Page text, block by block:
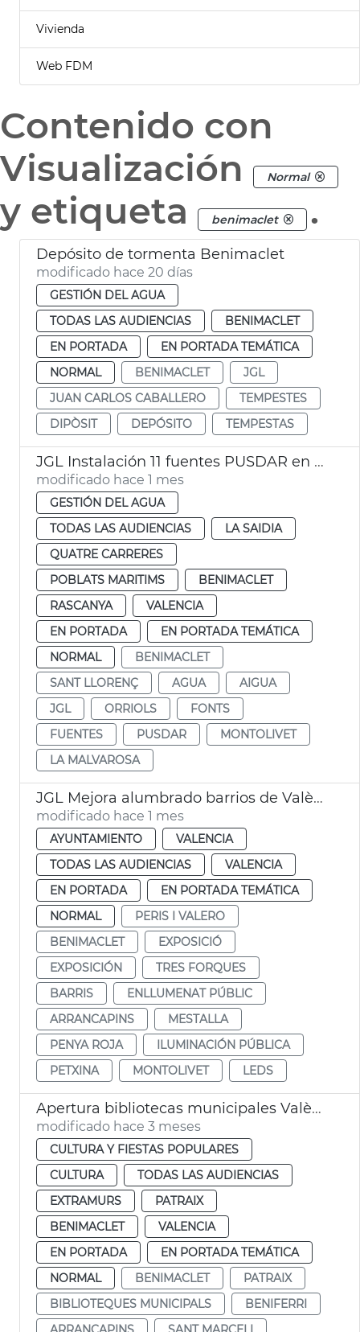
Vivienda
Web FDM
Contenido con
Visualización
Normal
y etiqueta benimaclet .
Depósito de tormenta Benimaclet
modificado hace 20 días
GESTIÓN DEL AGUA
TODAS LAS AUDIENCIAS
BENIMACLET
EN PORTADA
EN PORTADA TEMÁTICA
NORMAL
BENIMACLET
JGL
JUAN CARLOS CABALLERO
TEMPESTES
DIPÒSIT
DEPÓSITO TEMPESTAS
JGL Instalación 11 fuentes PUSDAR en València
modificado hace 1 mes
GESTIÓN DEL AGUA
TODAS LAS AUDIENCIAS
LA SAIDIA
QUATRE CARRERES
POBLATS MARITIMS
BENIMACLET
RASCANYA
VALENCIA
EN PORTADA
EN PORTADA TEMÁTICA
NORMAL
BENIMACLET
SANT LLORENÇ
AGUA
AIGUA
JGL
ORRIOLS
FONTS
FUENTES
PUSDAR
MONTOLIVET
LA MALVAROSA
JGL Mejora alumbrado barrios de València
modificado hace 1 mes
AYUNTAMIENTO
VALENCIA
TODAS LAS AUDIENCIAS
VALENCIA
EN PORTADA
EN PORTADA TEMÁTICA
NORMAL
PERIS I VALERO
BENIMACLET
EXPOSICIÓ
EXPOSICIÓN
TRES FORQUES
BARRIS
ENLLUMENAT PÚBLIC
ARRANCAPINS
MESTALLA
PENYA ROJA
ILUMINACIÓN PÚBLICA
PETXINA
MONTOLIVET LEDS
Apertura bibliotecas municipales València 24 horas por exámenes
modificado hace 3 meses
CULTURA Y FIESTAS POPULARES
CULTURA
TODAS LAS AUDIENCIAS
EXTRAMURS
PATRAIX
BENIMACLET
VALENCIA
EN PORTADA
EN PORTADA TEMÁTICA
NORMAL
BENIMACLET
PATRAIX
BIBLIOTEQUES MUNICIPALS
BENIFERRI